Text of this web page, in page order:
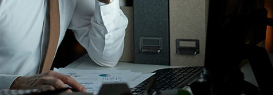
Assessores de Investimentos (AI)
Apoio estratégico da Veritas na estruturação da
Red Diamond Capital